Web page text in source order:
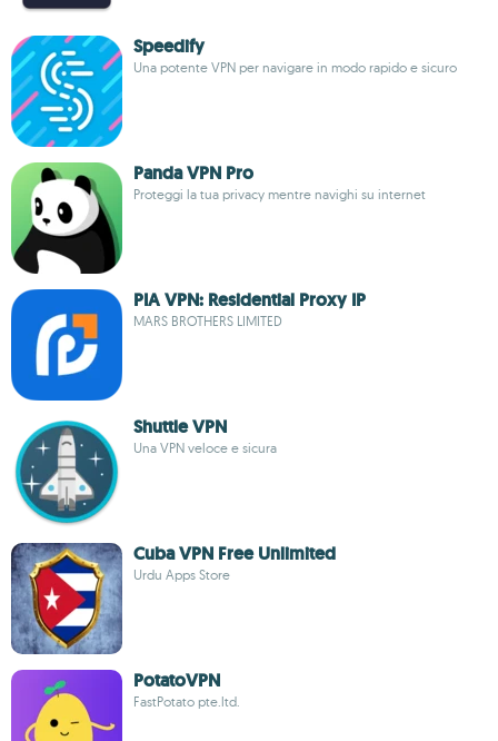
Speedify
Una potente VPN per navigare in modo rapido e sicuro
Panda VPN Pro
Proteggi la tua privacy mentre navighi su internet
PIA VPN: Residential Proxy IP
MARS BROTHERS LIMITED
Shuttle VPN
Una VPN veloce e sicura
Cuba VPN Free Unlimited
Urdu Apps Store
PotatoVPN
FastPotato pte.ltd.